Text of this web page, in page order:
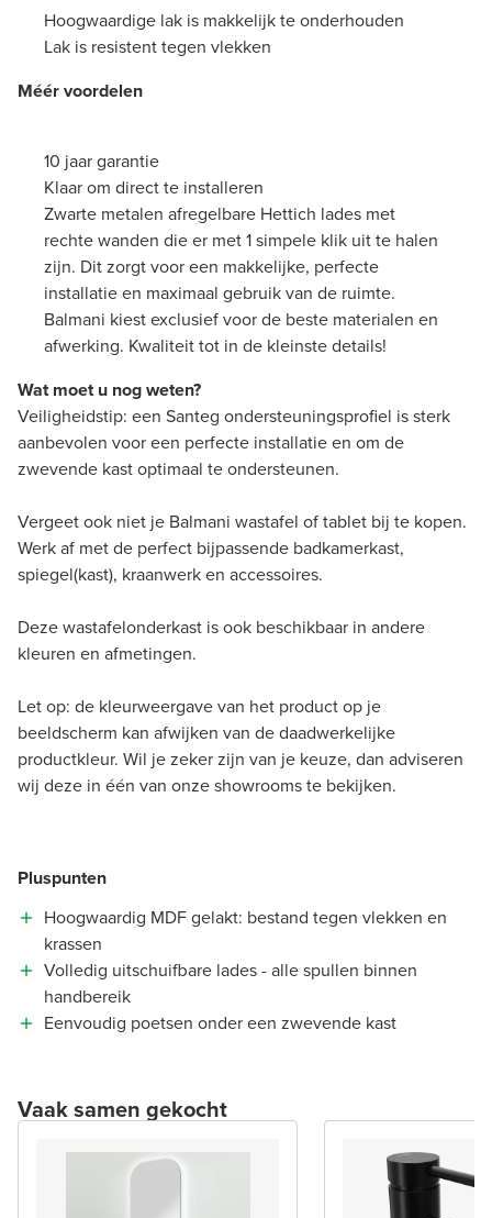
Hoogwaardige lak is makkelijk te onderhouden
Lak is resistent tegen vlekken
Méér voordelen
10 jaar garantie
Klaar om direct te installeren
Zwarte metalen afregelbare Hettich lades met
rechte wanden die er met 1 simpele klik uit te halen
zijn. Dit zorgt voor een makkelijke, perfecte
installatie en maximaal gebruik van de ruimte.
Balmani kiest exclusief voor de beste materialen en
afwerking. Kwaliteit tot in de kleinste details!
Wat moet u nog weten?
Veiligheidstip: een Santeg ondersteuningsprofiel is sterk
aanbevolen voor een perfecte installatie en om de
zwevende kast optimaal te ondersteunen.
Vergeet ook niet je Balmani wastafel of tablet bij te kopen.
Werk af met de perfect bijpassende badkamerkast,
spiegel(kast), kraanwerk en accessoires.
Deze wastafelonderkast is ook beschikbaar in andere
kleuren en afmetingen.
Let op: de kleurweergave van het product op je
beeldscherm kan afwijken van de daadwerkelijke
productkleur. Wil je zeker zijn van je keuze, dan adviseren
wij deze in één van onze showrooms te bekijken.
Pluspunten
Hoogwaardig MDF gelakt: bestand tegen vlekken en
krassen
Volledig uitschuifbare lades - alle spullen binnen
handbereik
Eenvoudig poetsen onder een zwevende kast
Vaak samen gekocht